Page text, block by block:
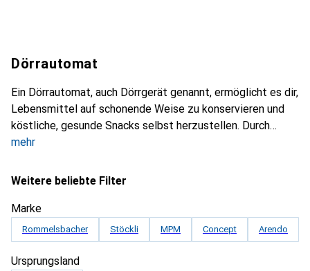
Dörrautomat
Ein Dörrautomat, auch Dörrgerät genannt, ermöglicht es dir,
Lebensmittel auf schonende Weise zu konservieren und
köstliche, gesunde Snacks selbst herzustellen. Durch
mehr
Weitere beliebte Filter
Marke
Rommelsbacher Stöckli MPM Concept Arendo
Ursprungsland